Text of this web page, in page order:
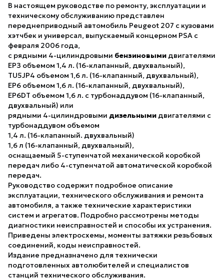
В настоящем руководстве по ремонту, эксплуатации и
техническому обслуживанию представлен
переднеприводный автомобиль Peugeot 207 с кузовами
хэтчбек и универсал, выпускаемый концерном PSA с
февраля 2006 года,
с рядными 4-цилиндровыми бензиновыми двигателями
EPЗ объемом 1,4 л. (16-клапанный, двухвальный),
TU5JP4 объемом 1,6 л. (16-клапанный, двухвальный),
ЕР6 объемом 1,6 л. (16-клапанный, двухвальный),
EP6DT объемом 1,6 л. с турбонаддувом (16-клапанный,
двухвальный) или
рядными 4-цилиндровыми дизельными двигателями с
турбонаддувом объемом
1,4 л. (16-клапанный. двухвальный)
1,6 л (16-клапанный, двухвальный),
оснащаемый 5-ступенчатой механической коробкой
передач либо 4-ступенчатой автоматической коробкой
передач.
Руководство содержит подробное описание
эксплуатации, технического обслуживания и ремонта
автомобиля, а также технические характеристики
систем и агрегатов. Подробно рассмотрены методы
диагностики неисправностей и способы их устранения.
Приведены электросхемы, моменты затяжки резьбовых
соединений, коды неисправностей.
Издание предназначено для технически
подготовленных автолюбителей и специалистов
станций технического обслуживания.